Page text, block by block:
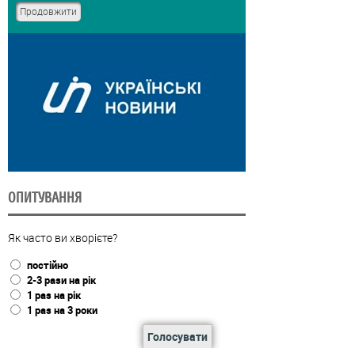
ОПИТУВАННЯ
Як часто ви хворієте?
постійно
2-3 рази на рік
1 раз на рік
1 раз на 3 роки
Голосувати